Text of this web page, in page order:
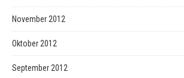
November 2012
Oktober 2012
September 2012